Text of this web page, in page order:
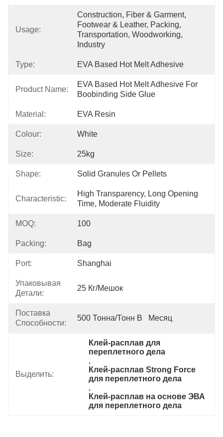
Usage:
Construction, Fiber & Garment,
Footwear & Leather, Packing,
Transportation, Woodworking,
Industry
Type: EVA Based Hot Melt Adhesive
Product Name:
EVA Based Hot Melt Adhesive For
Boobinding Side Glue
Material: EVA Resin
Colour: White
Size: 25kg
Shape: Solid Granules Or Pellets
Characteristic:
High Transparency, Long Opening
Time, Moderate Fluidity
MOQ: 100
Packing: Bag
Port: Shanghai
Упаковывая
Детали:
25 Кг/мешок
Поставка
Способности:
500 Тонна/тонн В   Месяц
Выделить:
Клей-расплав для
переплетного дела
,
Клей-расплав Strong Force
для переплетного дела
,
Клей-расплав на основе ЭВА
для переплетного дела